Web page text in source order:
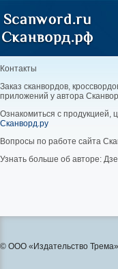
Контакты
Заказ сканвордов,
приложений у автора
Ознакомиться с
Сканворд.ру
Вопросы по работе сайта
Узнать больше об авторе:
© ООО «Издательство Трема»